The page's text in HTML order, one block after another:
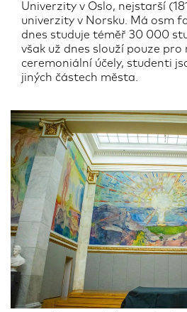
Univerzity v Oslo, nejstarší
univerzity v Norsku. Má osm
dnes studuje téměř 30 000
však už dnes slouží pouze
ceremoniální účely, studenti
jiných částech města.